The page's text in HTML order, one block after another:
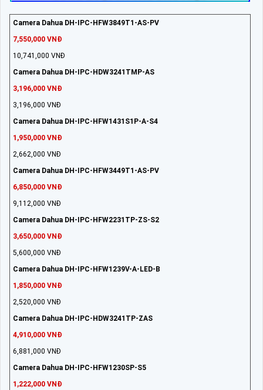
Camera Dahua DH-IPC-HFW3849T1-AS-PV
7,550,000 VNĐ
10,741,000 VNĐ
Camera Dahua DH-IPC-HDW3241TMP-AS
3,196,000 VNĐ
3,196,000 VNĐ
Camera Dahua DH-IPC-HFW1431S1P-A-S4
1,950,000 VNĐ
2,662,000 VNĐ
Camera Dahua DH-IPC-HFW3449T1-AS-PV
6,850,000 VNĐ
9,112,000 VNĐ
Camera Dahua DH-IPC-HFW2231TP-ZS-S2
3,650,000 VNĐ
5,600,000 VNĐ
Camera Dahua DH-IPC-HFW1239V-A-LED-B
1,850,000 VNĐ
2,520,000 VNĐ
Camera Dahua DH-IPC-HDW3241TP-ZAS
4,910,000 VNĐ
6,881,000 VNĐ
Camera Dahua DH-IPC-HFW1230SP-S5
1,222,000 VNĐ